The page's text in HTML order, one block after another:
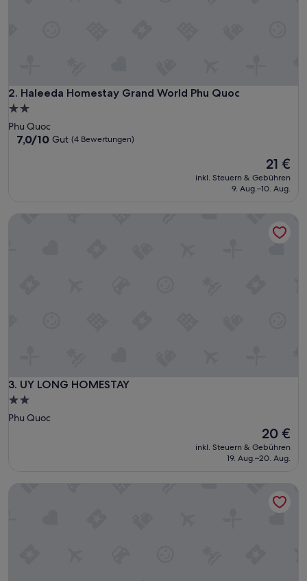
2. Haleeda Homestay Grand World Phu Quoc
Haleeda Homestay Grand World Phu Quoc
2.0-
Sterne-
Unterkunft
Phu Quoc
7.0
7,0/10 Gut (4 Bewertungen)
Der
Preis
beträgt
21 €
inkl. Steuern & Gebühren
9. Aug.–10. Aug.
3. UY LONG HOMESTAY
UY LONG HOMESTAY
2.0-
Sterne-
Phu Quoc
Der
Preis
beträgt
20 €
inkl. Steuern & Gebühren
19. Aug.–20. Aug.